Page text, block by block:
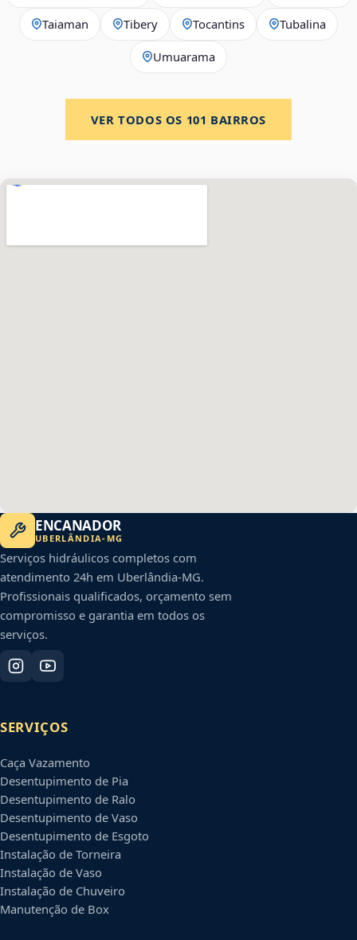
Taiaman Tibery Tocantins Tubalina
Umuarama
VER TODOS OS 101 BAIRROS
ENCANADOR
UBERLÂNDIA- MG
Serviços hidráulicos completos com
atendimento 24h em Uberlândia-MG.
Profissionais qualificados, orçamento sem
compromisso e garantia em todos os
serviços.
SERVIÇOS
Caça Vazamento
Desentupimento de Pia
Desentupimento de Ralo
Desentupimento de Vaso
Desentupimento de Esgoto
Instalação de Torneira
Instalação de Vaso
Instalação de Chuveiro
Manutenção de Box